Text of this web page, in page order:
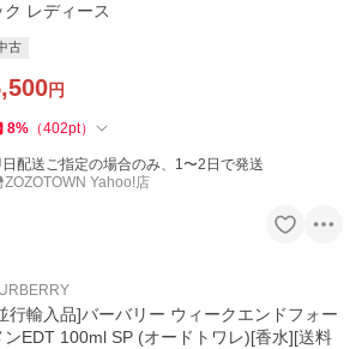
ク レディース
古
円
8% （402pt）
日配送ご指定の場合のみ、1〜2日で発送
ZOZOTOWN Yahoo!店
行輸入品]バーバリー ウィークエンドフォー
ンEDT 100ml SP (オードトワレ)[香水][送料